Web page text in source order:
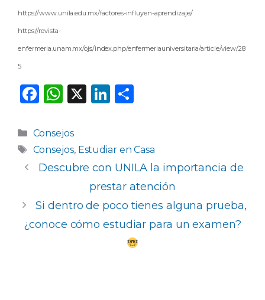
https://www.unila.edu.mx/factores-influyen-aprendizaje/
https://revista-
enfermeria.unam.mx/ojs/index.php/enfermeriauniversitaria/article/view/28
5
F
c
e
b
o
k
W
a
ts
A
p
X
Li
e
dI
n
p
ar
ti
r
Categorías
Consejos
Etiquetas
Consejos, Estudiar en Casa
Descubre con UNILA la importancia de
prestar atención
Si dentro de poco tienes alguna prueba,
¿conoce cómo estudiar para un examen?